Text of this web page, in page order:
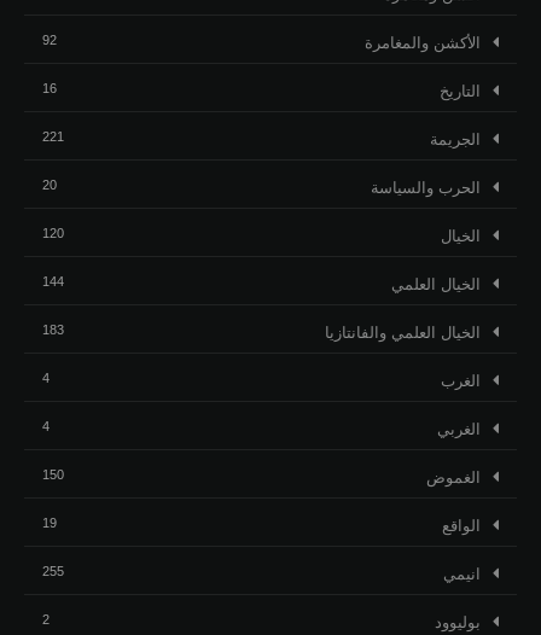
الأكشن والمغامرة 92
التاريخ 16
الجريمة 221
الحرب والسياسة 20
الخيال 120
الخيال العلمي 144
الخيال العلمي والفانتازيا 183
الغرب 4
الغربي 4
الغموض 150
الواقع 19
انيمي 255
بوليوود 2